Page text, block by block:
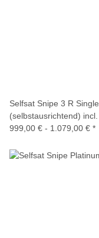
Selfsat Snipe 3 R
(selbstausrichtend)
999,00 € - 1.079,00 € *